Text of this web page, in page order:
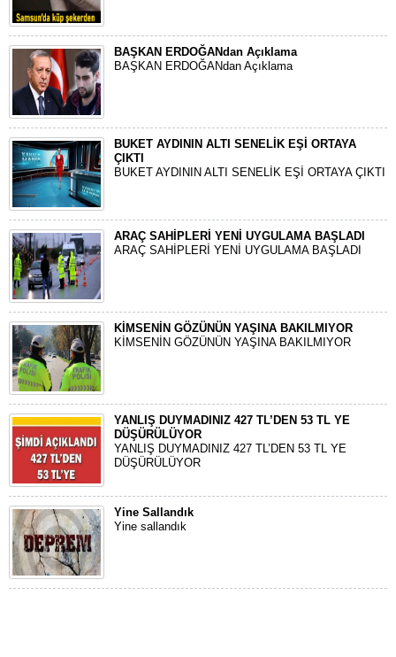
BAŞKAN ERDOĞANdan Açıklama
BAŞKAN ERDOĞANdan Açıklama
BUKET AYDININ ALTI SENELİK EŞİ ORTAYA
ÇIKTI
BUKET AYDININ ALTI SENELİK EŞİ ORTAYA ÇIKTI
ARAÇ SAHİPLERİ YENİ UYGULAMA BAŞLADI
ARAÇ SAHİPLERİ YENİ UYGULAMA BAŞLADI
KİMSENİN GÖZÜNÜN YAŞINA BAKILMIYOR
KİMSENİN GÖZÜNÜN YAŞINA BAKILMIYOR
YANLIŞ DUYMADINIZ 427 TL’DEN 53 TL YE
DÜŞÜRÜLÜYOR
YANLIŞ DUYMADINIZ 427 TL’DEN 53 TL YE
DÜŞÜRÜLÜYOR
Yine Sallandık
Yine sallandık